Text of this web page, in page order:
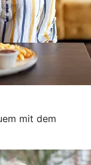
mit dem